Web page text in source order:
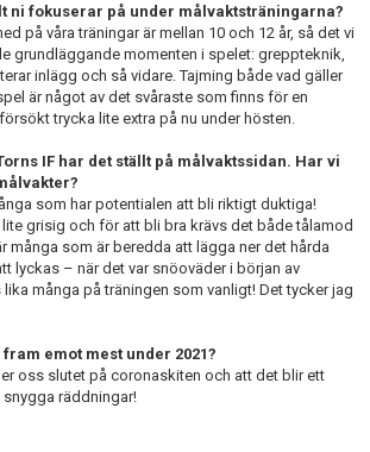
ni fokuserar på under målvaktsträningarna?
på våra träningar är mellan 10 och 12 år, så det vi
grundläggande momenten i spelet: greppteknik,
inlägg och så vidare. Tajming både vad gäller
är något av det svåraste som finns för en
trycka lite extra på nu under hösten.
IF har det ställt på målvaktssidan. Har vi
som har potentialen att bli riktigt duktiga!
grisig och för att bli bra krävs det både tålamod
många som är beredda att lägga ner det hårda
lyckas – när det var snöoväder i början av
många på träningen som vanligt! Det tycker jag
emot mest under 2021?
oss slutet på coronaskiten och att det blir ett
räddningar!